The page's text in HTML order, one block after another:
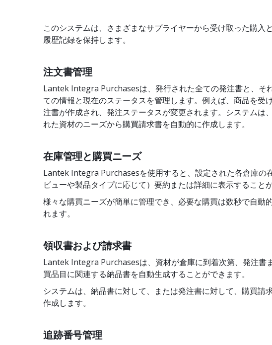
このシステムは、さまざまなサプライヤーから受け取った購入
履歴記録を保持します。
注文書管理
Lantek Integra Purchasesは、発行された全ての発注書と、そ
ての情報と現在のステータスを管理します。例えば、商品を受
注書が作成され、発注ステータスが変更されます。システムは
れた資材のニーズから購買請求書を自動的に作成します。
在庫管理と購買ニーズ
Lantek Integra Purchasesを使用すると、設定された各倉庫の
ビューや製品タイプに応じて）要約または詳細に表示することが
様々な購買ニーズが簡単に管理でき、必要な購買は数秒で自動
れます。
領収書および請求書
Lantek Integra Purchasesは、資材が倉庫に到着次第、発注書
買品目に関連する納品書を自動生成することができます。
システムは、納品書に対して、または発注書に対して、購買請
作成します。
追跡番号管理